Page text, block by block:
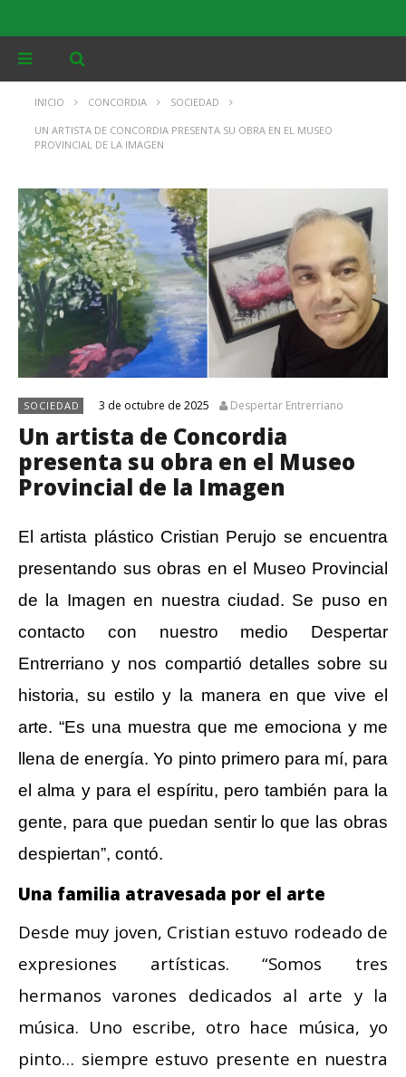
INICIO CONCORDIA SOCIEDAD
UN ARTISTA DE CONCORDIA PRESENTA SU OBRA EN EL MUSEO
PROVINCIAL DE LA IMAGEN
SOCIEDAD 3 de octubre de 2025 Despertar Entrerriano
Un artista de Concordia
presenta su obra en el Museo
Provincial de la Imagen
El artista plástico Cristian Perujo se encuentra
presentando sus obras en el Museo Provincial
de la Imagen en nuestra ciudad. Se puso en
contacto con nuestro medio Despertar
Entrerriano y nos compartió detalles sobre su
historia, su estilo y la manera en que vive el
arte. “Es una muestra que me emociona y me
llena de energía. Yo pinto primero para mí, para
el alma y para el espíritu, pero también para la
gente, para que puedan sentir lo que las obras
despiertan”, contó.
Una familia atravesada por el arte
Desde muy joven, Cristian estuvo rodeado de
expresiones artísticas. “Somos tres
hermanos varones dedicados al arte y la
música. Uno escribe, otro hace música, yo
pinto… siempre estuvo presente en nuestra